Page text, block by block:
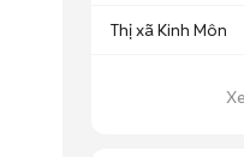
Thị xã Kinh Môn